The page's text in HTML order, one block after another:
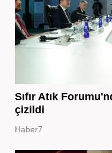
Sıfır Atık
çizildi
Haber7